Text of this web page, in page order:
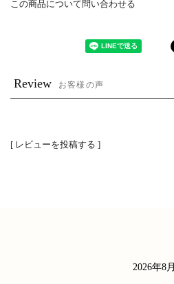
この商品について問い合わせる
Review お客様の声
[ レビューを投稿する ]
2026年8月